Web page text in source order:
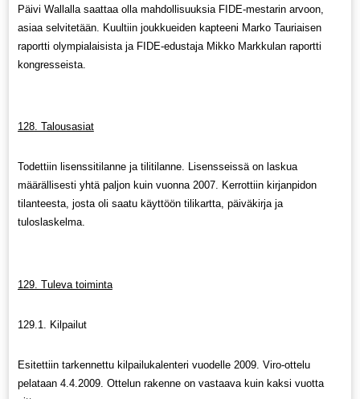
Päivi Wallalla saattaa olla mahdollisuuksia FIDE-mestarin arvoon,
asiaa selvitetään. Kuultiin joukkueiden kapteeni Marko Tauriaisen
raportti olympialaisista ja FIDE-edustaja Mikko Markkulan raportti
kongresseista.
128. Talousasiat
Todettiin lisenssitilanne ja tilitilanne. Lisensseissä on laskua
määrällisesti yhtä paljon kuin vuonna 2007. Kerrottiin kirjanpidon
tilanteesta, josta oli saatu käyttöön tilikartta, päiväkirja ja
tuloslaskelma.
129. Tuleva toiminta
129.1. Kilpailut
Esitettiin tarkennettu kilpailukalenteri vuodelle 2009. Viro-ottelu
pelataan 4.4.2009. Ottelun rakenne on vastaava kuin kaksi vuotta